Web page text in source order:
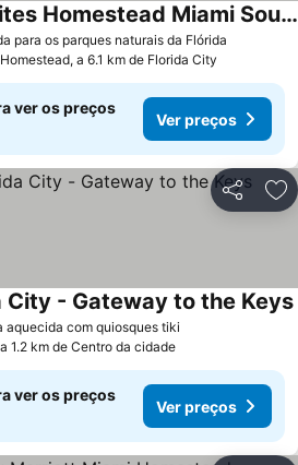
para os parques naturais da Flórida
Hampton Inn & Suites Homestead Miami South
Homestead, a 6.1 km de Florida City
ver os preços
Ver preços
Partilhar
aquecida com quiosques tiki
City - Gateway to the Keys
a 1.2 km de Centro da cidade
ver os preços
Ver preços